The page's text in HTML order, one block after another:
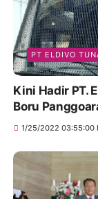
PT ELDIVO
Kini Hadir PT.
Boru
1/25/2022 03:55:00